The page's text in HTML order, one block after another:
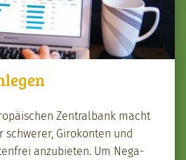
Zen­tral­bank macht
schw­er­er, Girokon­ten und
anzu­bi­eten. Um Neg­a­